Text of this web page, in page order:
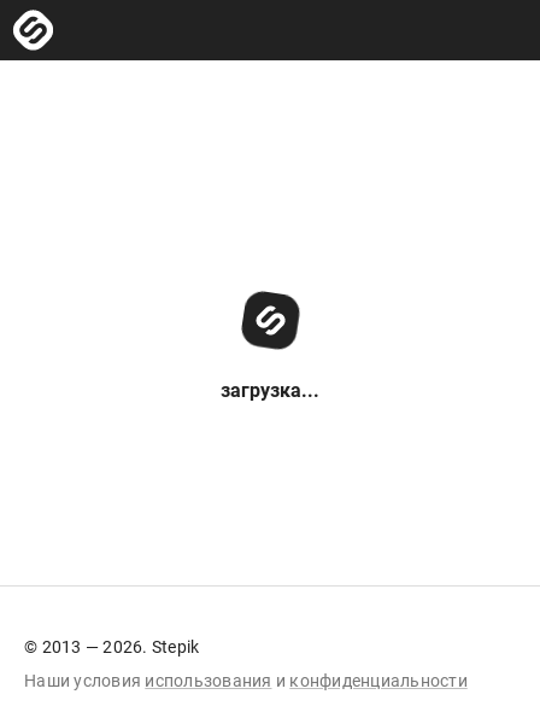
загрузка...
© 2013 — 2026. Stepik
Наши условия использования и конфиденциальности